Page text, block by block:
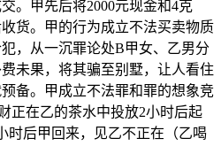
。甲先后将2000元现金和4克
收货。甲的行为成立不法买卖物质
，从一沉罪论处B甲女、乙男分
未果，将其骗至别墅，让人看住
备。甲成立不法罪和罪的想象竞
正在乙的茶水中投放2小时后起
时后甲回来，见乙不正在（乙喝